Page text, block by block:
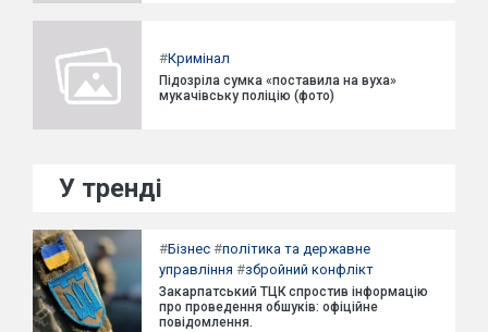
#Кримінал
Підозріла сумка «поставила на вуха»
мукачівську поліцію (фото)
У тренді
#Бізнес #політика та державне
управління #збройний конфлікт
Закарпатський ТЦК спростив інформацію
про проведення обшуків: офіційне
повідомлення.